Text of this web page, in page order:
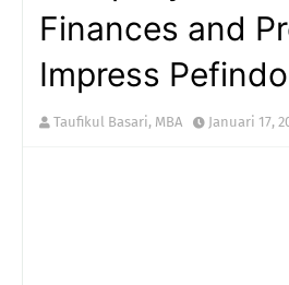
Finances and
Impress Pefindo
Taufikul Basari, MBA Januari 17,